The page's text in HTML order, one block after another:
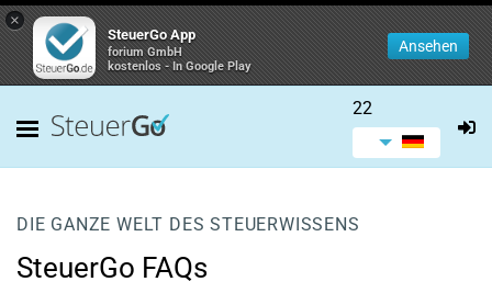
×
SteuerGo App
forium GmbH
kostenlos - In Google Play
Ansehen
22
DIE GANZE WELT DES STEUERWISSENS
SteuerGo FAQs